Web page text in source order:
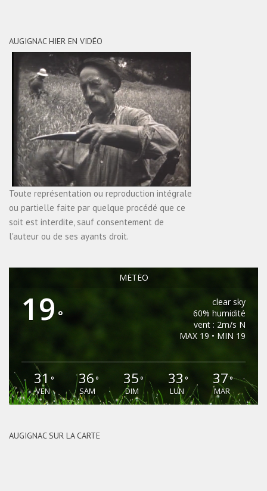
AUGIGNAC HIER EN VIDÉO
Toute représentation ou reproduction intégrale
ou partielle faite par quelque procédé que ce
soit est interdite, sauf consentement de
l'auteur ou de ses ayants droit.
MÉTÉO
19 °
clear sky
60% humidité
vent : 2m/s N
MAX 19 • MIN 19
31 °
VEN
36°
SAM
35°
DIM
33 °
LUN
37°
MAR
AUGIGNAC SUR LA CARTE